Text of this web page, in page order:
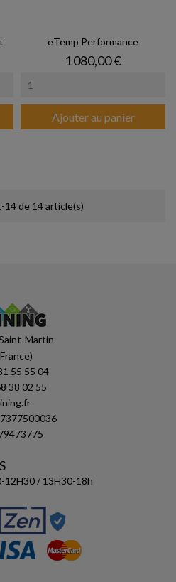
eTemp Performance
Prix
1 080,00 €
Ajouter au panier
14 de 14 article(s)
Martin
55 55 04
38 02 55
12H30 / 13H30-18h